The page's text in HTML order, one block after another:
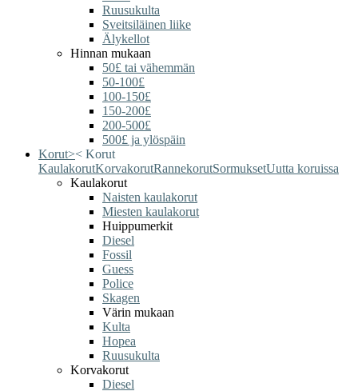
Ruusukulta
Sveitsiläinen liike
Älykellot
Hinnan mukaan
50£ tai vähemmän
50-100£
100-150£
150-200£
200-500£
500£ ja ylöspäin
Korut>< Korut
KaulakorutKorvakorutRannekorutSormuksetUutta koruissa
Kaulakorut
Naisten kaulakorut
Miesten kaulakorut
Huippumerkit
Diesel
Fossil
Guess
Police
Skagen
Värin mukaan
Kulta
Hopea
Ruusukulta
Korvakorut
Diesel